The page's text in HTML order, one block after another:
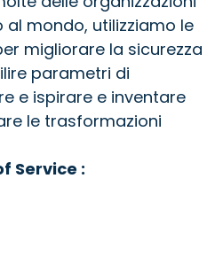
mondo, utilizziamo le
migliorare la sicurezza
parametri di
e ispirare e inventare
le trasformazioni
Service :